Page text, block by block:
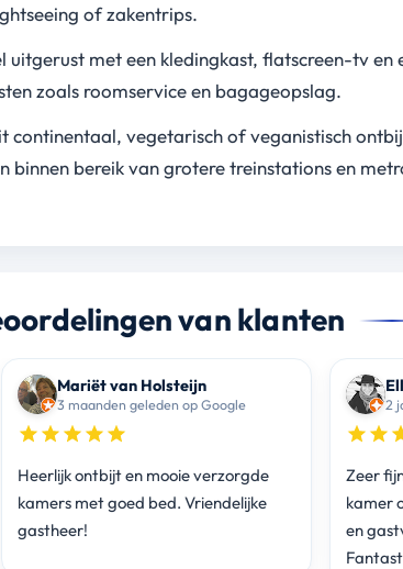
of zakentrips.
met een kledingkast, flatscreen-tv en
zoals roomservice en bagageopslag.
continentaal, vegetarisch of veganistisch
bereik van grotere treinstations en
van klanten
Mariët van Holsteijn
3 maanden geleden op Google
Heerlijk ontbijt en mooie verzorgde
kamers met goed bed. Vriendelijke
gastheer!
2
Zeer
kamer
en